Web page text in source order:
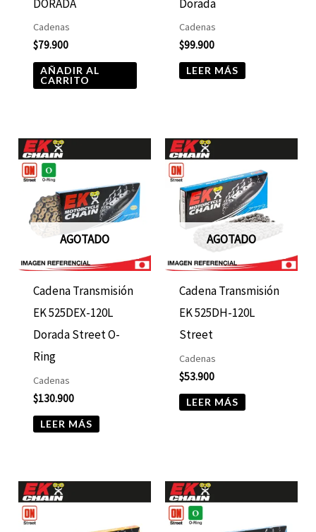
DORADA
Cadenas
$79.900
AÑADIR AL
CARRITO
Dorada
Cadenas
$99.900
LEER MÁS
AGOTADO
Cadena Transmisión
EK 525DEX-120L
Dorada Street O-
Ring
Cadenas
$130.900
LEER MÁS
AGOTADO
Cadena Transmisión
EK 525DH-120L
Street
Cadenas
$53.900
LEER MÁS